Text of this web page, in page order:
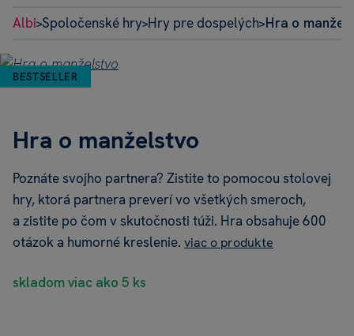
Albi>Spoločenské hry>Hry pre dospelých>Hra o
BESTSELLER
Hra o manželstvo
Poznáte svojho partnera? Zistite to pomocou stolovej
hry, ktorá partnera preverí vo všetkých smeroch,
a zistite po čom v skutočnosti túži. Hra obsahuje 600
otázok a humorné kreslenie. viac o produkte
skladom viac ako 5 ks